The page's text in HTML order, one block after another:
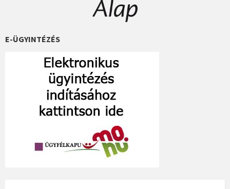
E-ÜGYINTÉZÉS